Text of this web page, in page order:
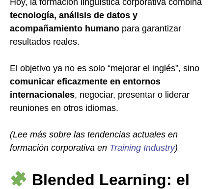
Hoy, la formación lingüística corporativa combina
tecnología, análisis de datos y
acompañamiento humano para garantizar
resultados reales.
El objetivo ya no es solo “mejorar el inglés”, sino
comunicar eficazmente en entornos
internacionales, negociar, presentar o liderar
reuniones en otros idiomas.
(Lee más sobre las tendencias actuales en
formación corporativa en Training Industry)
Blended Learning: el